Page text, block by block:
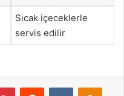
Sıcak içeceklerle
servis edilir
PinterestReddit VKontakte